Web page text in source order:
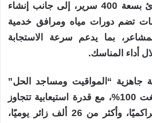
مستشفى طوارئ بسعة 400 سرير، إلى جانب إنشاء
تضم دورات مياه ومرافق خدمية
بما يدعم سرعة الاستجابة
أداء المناسك.
جاهزية “المواقيت ومساجد الحل”
بنسبة تشغيل بلغت 100%، مع قدرة استيعابية تتجاوز
560 ألف زائر تراكميًا، وأكثر من 26 ألف زائر يوميًا،